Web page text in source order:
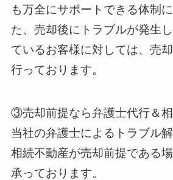
も万全にサポートできる体制
た、売却後にトラブルが発生
ているお客様に対しては、売
行っております。
③売却前提なら弁護士代行＆
当社の弁護士によるトラブル解
相続不動産が売却前提である
承っております。